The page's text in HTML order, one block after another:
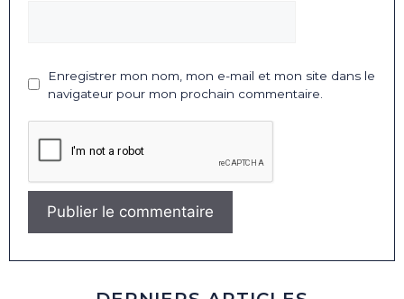
Enregistrer mon nom, mon e-mail et mon site dans le
navigateur pour mon prochain commentaire.